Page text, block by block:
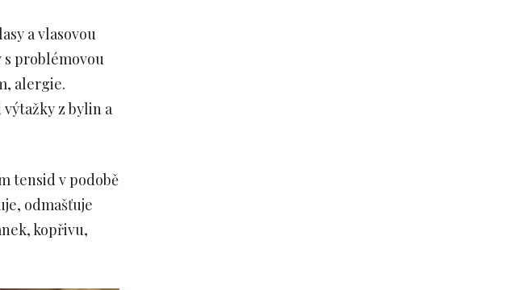
a vlasovou
s problémovou
alergie.
z bylin a
tensid v podobě
odmašťuje
kopřivu,